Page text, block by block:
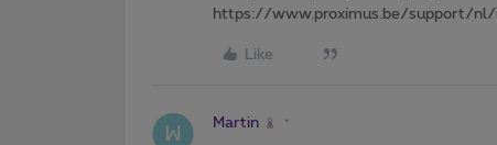
https://www.proximus.be/support/
Like
Martin